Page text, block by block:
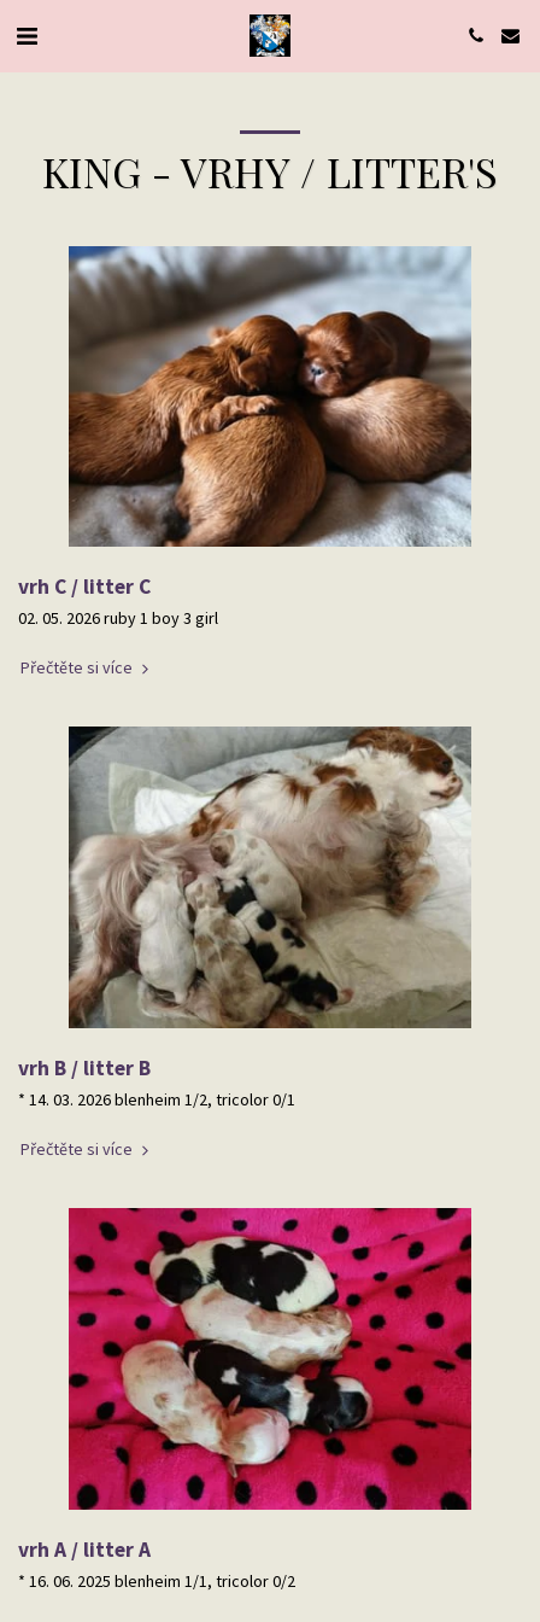
KING - VRHY / LITTER'S
vrh C / litter C
02. 05. 2026 ruby 1 boy 3 girl
Přečtěte si více
vrh B / litter B
* 14. 03. 2026 blenheim 1/2, tricolor 0/1
Přečtěte si více
vrh A / litter A
* 16. 06. 2025 blenheim 1/1, tricolor 0/2